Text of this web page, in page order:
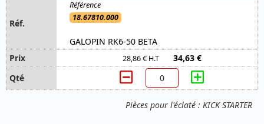
Pièces pour l'éclaté : KICK STARTER
18.67810.000
GALOPIN RK6-50 BETA
28,86 € H.T 34,63 €